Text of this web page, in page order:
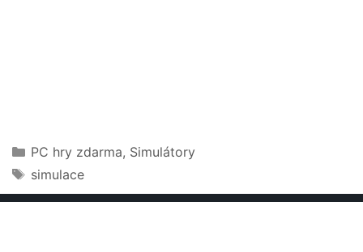
Rubriky
PC hry zdarma, Simulátory
Štítky
simulace